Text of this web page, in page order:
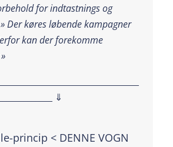
for indtastnings og
Der køres løbende kampagner
kan der forekomme
⇓
princip < DENNE VOGN